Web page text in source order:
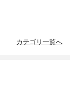
カテゴリ一覧へ